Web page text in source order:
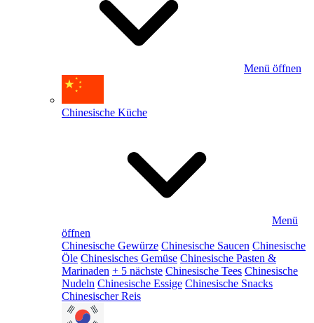
Menü öffnen
Chinesische Küche
Menü
öffnen
Chinesische Gewürze Chinesische Saucen Chinesische
Öle Chinesisches Gemüse Chinesische Pasten &
Marinaden + 5 nächste Chinesische Tees Chinesische
Nudeln Chinesische Essige Chinesische Snacks
Chinesischer Reis